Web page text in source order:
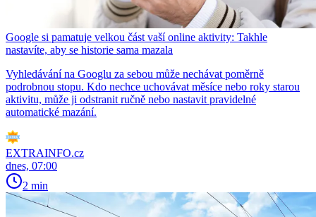
Google si pamatuje velkou část vaší online aktivity: Takhle
nastavíte, aby se historie sama mazala
Vyhledávání na Googlu za sebou může nechávat poměrně
podrobnou stopu. Kdo nechce uchovávat měsíce nebo roky starou
aktivitu, může ji odstranit ručně nebo nastavit pravidelné
automatické mazání.
EXTRAINFO.cz
dnes, 07:00
2 min